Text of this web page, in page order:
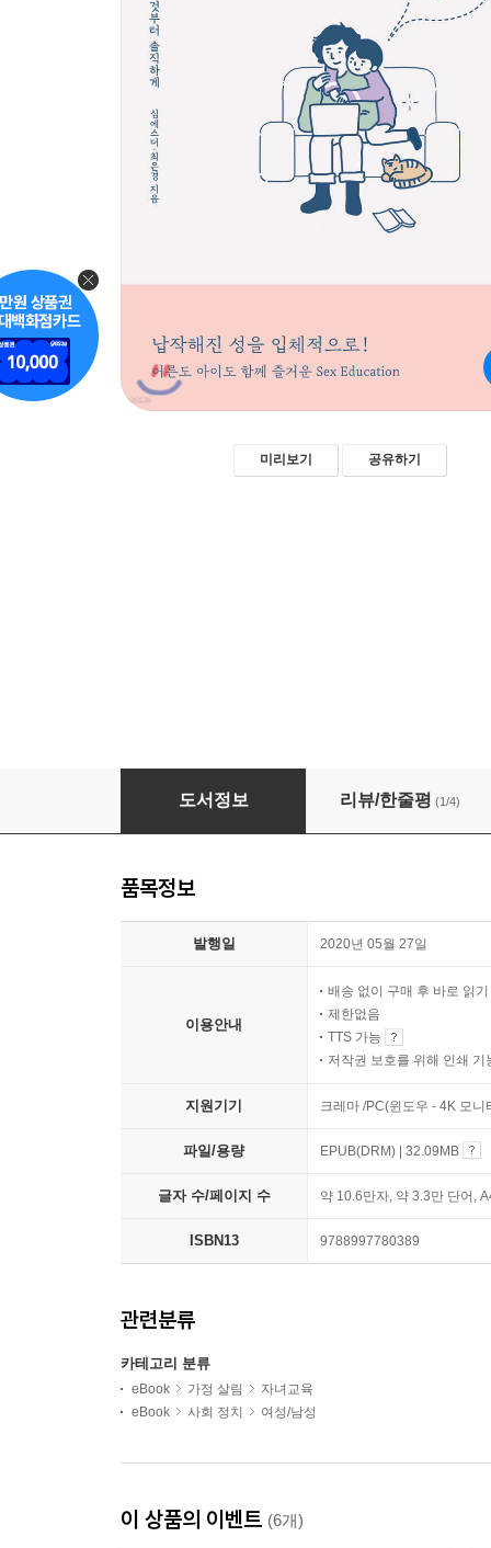
미리보기 공유하기
이런 질문, 해도 되나요?
도서정보 리뷰/한줄평 (1/4)
품목정보
발행일 2020년 05월 27일
이용안내
배송 없이 구매 후 바로 읽기
제한없음
TTS 가능
저작권 보호를 위해 인쇄 기
지원기기 크레마 /PC(윈도우 - 4K 모
파일/용량 EPUB(DRM) | 32.09MB
글자 수/페이지 수 약 10.6만자, 약 3.3만 단어,
ISBN13 9788997780389
관련분류
카테고리 분류
eBook 가정 살림
자녀교육
eBook
사회 정치 여성/남성
이 상품의 이벤트 (6개)